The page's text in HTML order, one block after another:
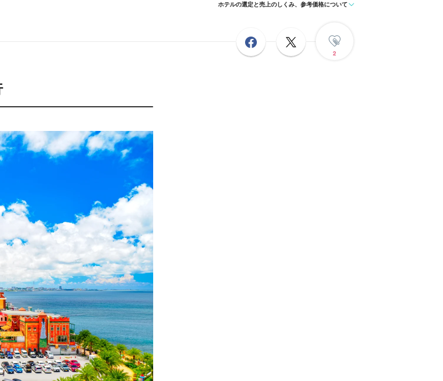
ホテルの選定と売上のしくみ、参考価格について
2